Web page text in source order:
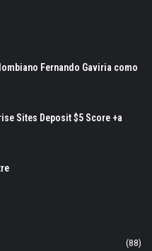
Fernando Gaviria como
Sites Deposit $5 Score +a
(88)